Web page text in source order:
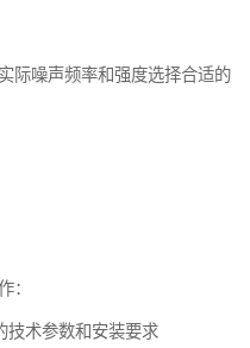
际噪声频率和强度选择合适的
：
技术参数和安装要求